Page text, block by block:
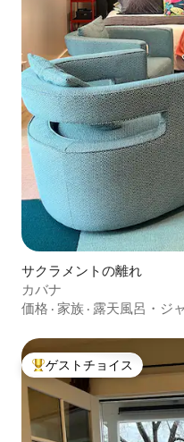
サクラメントの離れ
カバナ
価格 · 家族 · 露天風呂・ジ
大好評のゲストチョイス
ゲストチョイス